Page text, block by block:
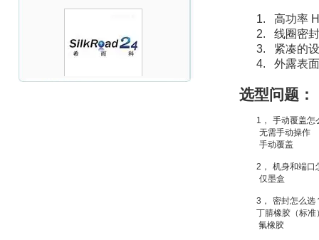
Inficon Valve型号
1. 高功率
2.
线圈密
3.
紧凑的
4.
外露表
选型问题：
1，
手动覆盖怎
无需手动操作
手动覆盖
2，
机身和端口
仅墨盒
3，
密封怎么选
丁腈橡胶（标准
氟橡胶